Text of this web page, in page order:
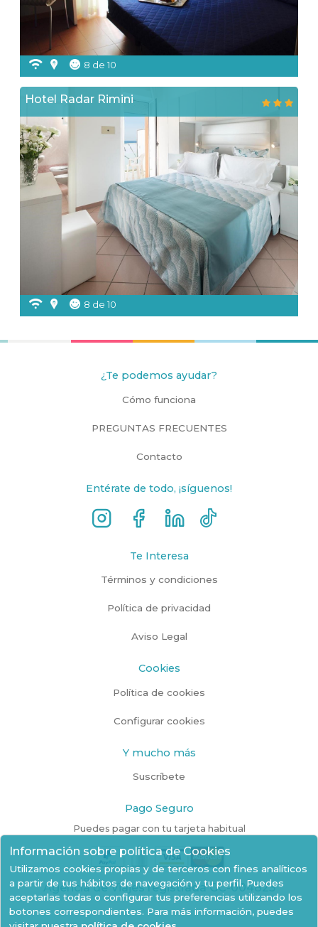
Información sobre política de Cookies
Utilizamos cookies propias y de terceros con fines analíticos
a partir de tus hábitos de navegación y tu perfil. Puedes
aceptarlas todas o configurar tus preferencias utilizando los
botones correspondientes. Para más información, puedes
8 de 10
Hotel Radar Rimini
8 de 10
¿Te podemos ayudar?
Cómo funciona
PREGUNTAS FRECUENTES
Contacto
Entérate de todo, ¡síguenos!
Te Interesa
Términos y condiciones
Política de privacidad
Aviso Legal
Cookies
Política de cookies
Configurar cookies
Y mucho más
Suscríbete
Pago Seguro
Puedes pagar con tu tarjeta habitual
Agencia de Viajes registrada GC-004825